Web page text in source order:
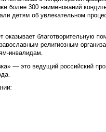
более 300 наименований
детям об увлекательном
оказывает благотворительную
религиозным
инвалидам.
— это ведущий российский